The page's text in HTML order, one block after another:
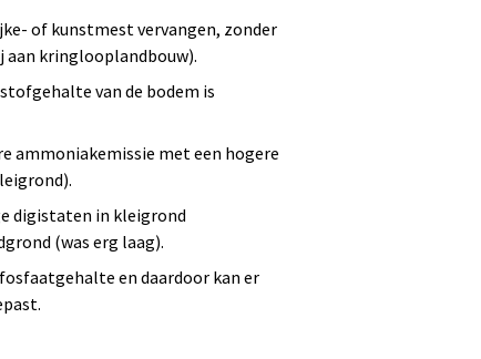
1 jaar uitgevoerd.
of kunstmest vervangen, zonder
kringlooplandbouw).
van de bodem is
ammoniakemissie met een hogere
digistaten in kleigrond
(was erg laag).
en daardoor kan er